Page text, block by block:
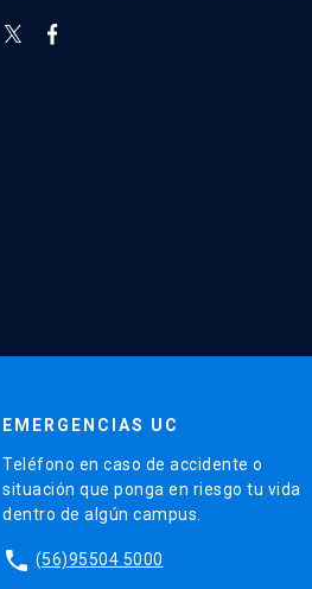
EMERGENCIAS UC
Teléfono en caso de accidente o
situación que ponga en riesgo tu vida
dentro de algún campus.
phone (56)95504 5000